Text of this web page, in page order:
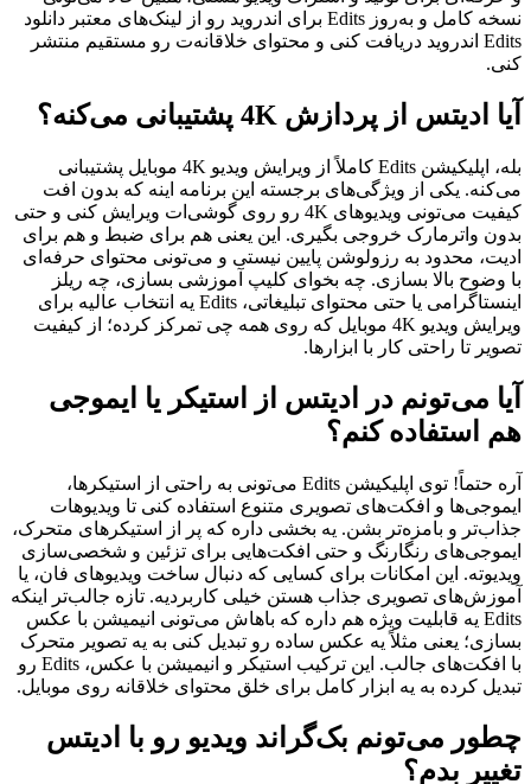
نسخه کامل و به‌روز Edits برای اندروید رو از لینک‌های معتبر دانلود
Edits اندروید دریافت کنی و محتوای خلاقانه‌ت رو مستقیم منتشر
کنی.
آیا ادیتس از پردازش 4K پشتیبانی می‌کنه؟
بله، اپلیکیشن Edits کاملاً از ویرایش ویدیو 4K موبایل پشتیبانی
می‌کنه. یکی از ویژگی‌های برجسته این برنامه اینه که بدون افت
کیفیت می‌تونی ویدیوهای 4K رو روی گوشی‌ات ویرایش کنی و حتی
بدون واترمارک خروجی بگیری. این یعنی هم برای ضبط و هم برای
ادیت، محدود به رزولوشن پایین نیستی و می‌تونی محتوای حرفه‌ای
با وضوح بالا بسازی. چه بخوای کلیپ آموزشی بسازی، چه ریلز
اینستاگرامی یا حتی محتوای تبلیغاتی، Edits یه انتخاب عالیه برای
ویرایش ویدیو 4K موبایل که روی همه چی تمرکز کرده؛ از کیفیت
تصویر تا راحتی کار با ابزارها.
آیا می‌تونم در ادیتس از استیکر یا ایموجی
هم استفاده کنم؟
آره حتماً! توی اپلیکیشن Edits می‌تونی به راحتی از استیکرها،
ایموجی‌ها و افکت‌های تصویری متنوع استفاده کنی تا ویدیوهات
جذاب‌تر و بامزه‌تر بشن. یه بخشی داره که پر از استیکرهای متحرک،
ایموجی‌های رنگارنگ و حتی افکت‌هایی برای تزئین و شخصی‌سازی
ویدیوته. این امکانات برای کسایی که دنبال ساخت ویدیوهای فان، یا
آموزش‌های تصویری جذاب هستن خیلی کاربردیه. تازه جالب‌تر اینکه
Edits یه قابلیت ویژه هم داره که باهاش می‌تونی انیمیشن با عکس
بسازی؛ یعنی مثلاً یه عکس ساده رو تبدیل کنی به یه تصویر متحرک
با افکت‌های جالب. این ترکیب استیکر و انیمیشن با عکس، Edits رو
تبدیل کرده به یه ابزار کامل برای خلق محتوای خلاقانه روی موبایل.
چطور می‌تونم بک‌گراند ویدیو رو با ادیتس
تغییر بدم؟